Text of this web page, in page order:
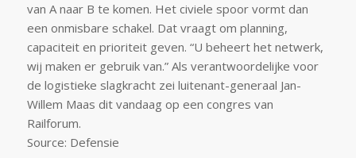
van A naar B te komen. Het civiele spoor vormt dan
een onmisbare schakel. Dat vraagt om planning,
capaciteit en prioriteit geven. “U beheert het netwerk,
wij maken er gebruik van.” Als verantwoordelijke voor
de logistieke slagkracht zei luitenant-generaal Jan-
Willem Maas dit vandaag op een congres van
Railforum.
Source: Defensie